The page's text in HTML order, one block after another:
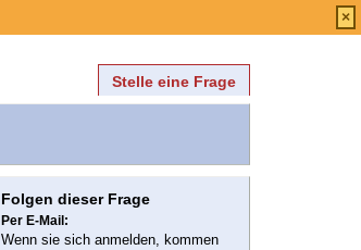
Stelle eine Frage
Folgen dieser Frage
Per E-Mail:
Wenn sie sich anmelden, kommen
×